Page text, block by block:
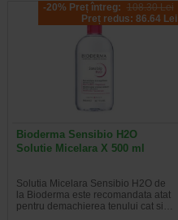
-20% Preț întreg: 108.30 Lei
Preț redus: 86.64 Lei
Bioderma Sensibio H2O
Solutie Micelara X 500 ml
Solutia Micelara Sensibio H2O de
la Bioderma este recomandata atat
pentru demachierea tenului cat si…